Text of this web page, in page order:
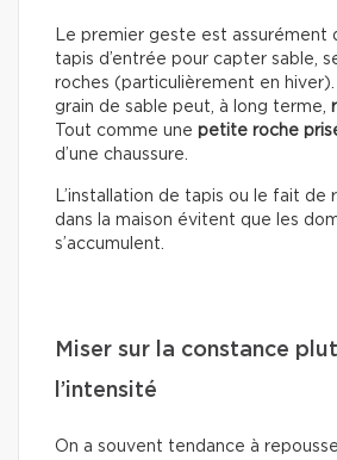
Le premier geste est assurément
tapis d’entrée pour capter sable,
roches (particulièrement en hiver).
grain de sable peut, à long terme,
Tout comme une petite roche
d’une chaussure.
L’installation de tapis ou le fait de
dans la maison évitent que les
s’accumulent.
Miser sur la constance
l’intensité
On a souvent tendance à